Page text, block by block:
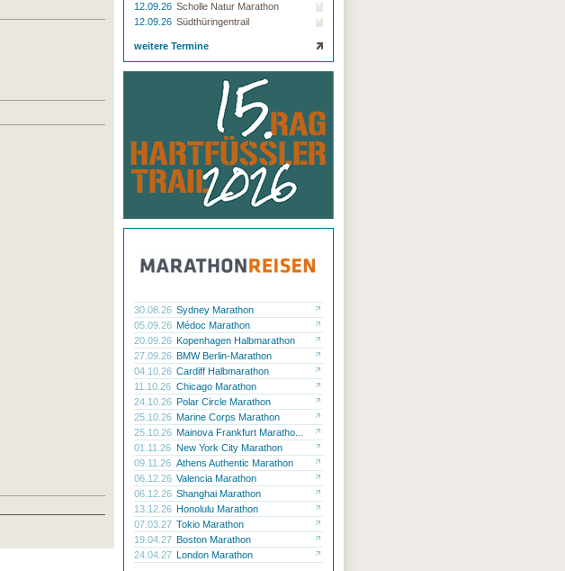
12.09.26 Scholle Natur Marathon
12.09.26 Südthüringentrail
weitere Termine
30.08.26 Sydney Marathon
05.09.26 Médoc Marathon
20.09.26 Kopenhagen Halbmarathon
27.09.26 BMW Berlin-Marathon
04.10.26 Cardiff Halbmarathon
11.10.26 Chicago Marathon
24.10.26 Polar Circle Marathon
25.10.26 Marine Corps Marathon
25.10.26 Mainova Frankfurt Maratho...
01.11.26 New York City Marathon
09.11.26 Athens Authentic Marathon
06.12.26 Valencia Marathon
06.12.26 Shanghai Marathon
13.12.26 Honolulu Marathon
07.03.27 Tokio Marathon
19.04.27 Boston Marathon
24.04.27 London Marathon